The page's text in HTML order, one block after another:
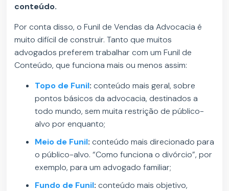
conteúdo.
Por conta disso, o Funil de Vendas da Advocacia é
muito difícil de construir. Tanto que muitos
advogados preferem trabalhar com um Funil de
Conteúdo, que funciona mais ou menos assim:
Topo de Funil:conteúdo mais geral, sobre
pontos básicos da advocacia, destinados a
todo mundo, sem muita restrição de público-
alvo por enquanto;
Meio de Funil:conteúdo mais direcionado para
o público-alvo. “Como funciona o divórcio”, por
exemplo, para um advogado familiar;
Fundo de Funil:conteúdo mais objetivo,